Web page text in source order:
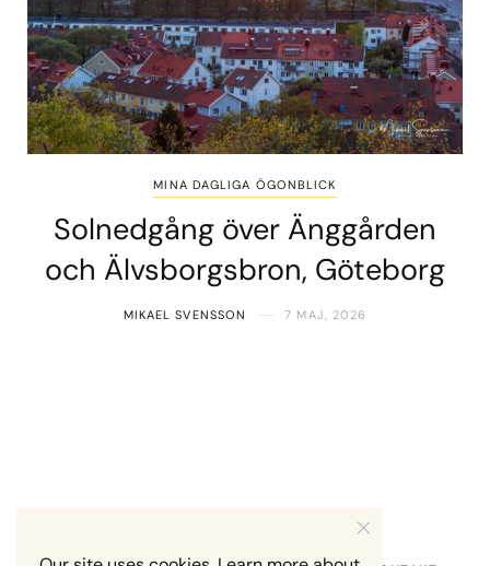
MINA DAGLIGA ÖGONBLICK
Solnedgång över Änggården
och Älvsborgsbron, Göteborg
MIKAEL SVENSSON 7 MAJ, 2026